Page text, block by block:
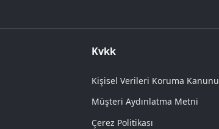
Kvkk
Kişisel Verileri Koruma Kanunu
Müşteri Aydınlatma Metni
Çerez Politikası